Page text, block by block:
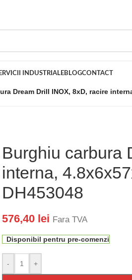
INDUSTRIALEBLOGCONTACT
Dream Drill INOX, 8xD, racire
Burghiu carbura
interna,
DH453048
576,40 lei Fara TVA
Disponibil pentru pre-comenzi
- +